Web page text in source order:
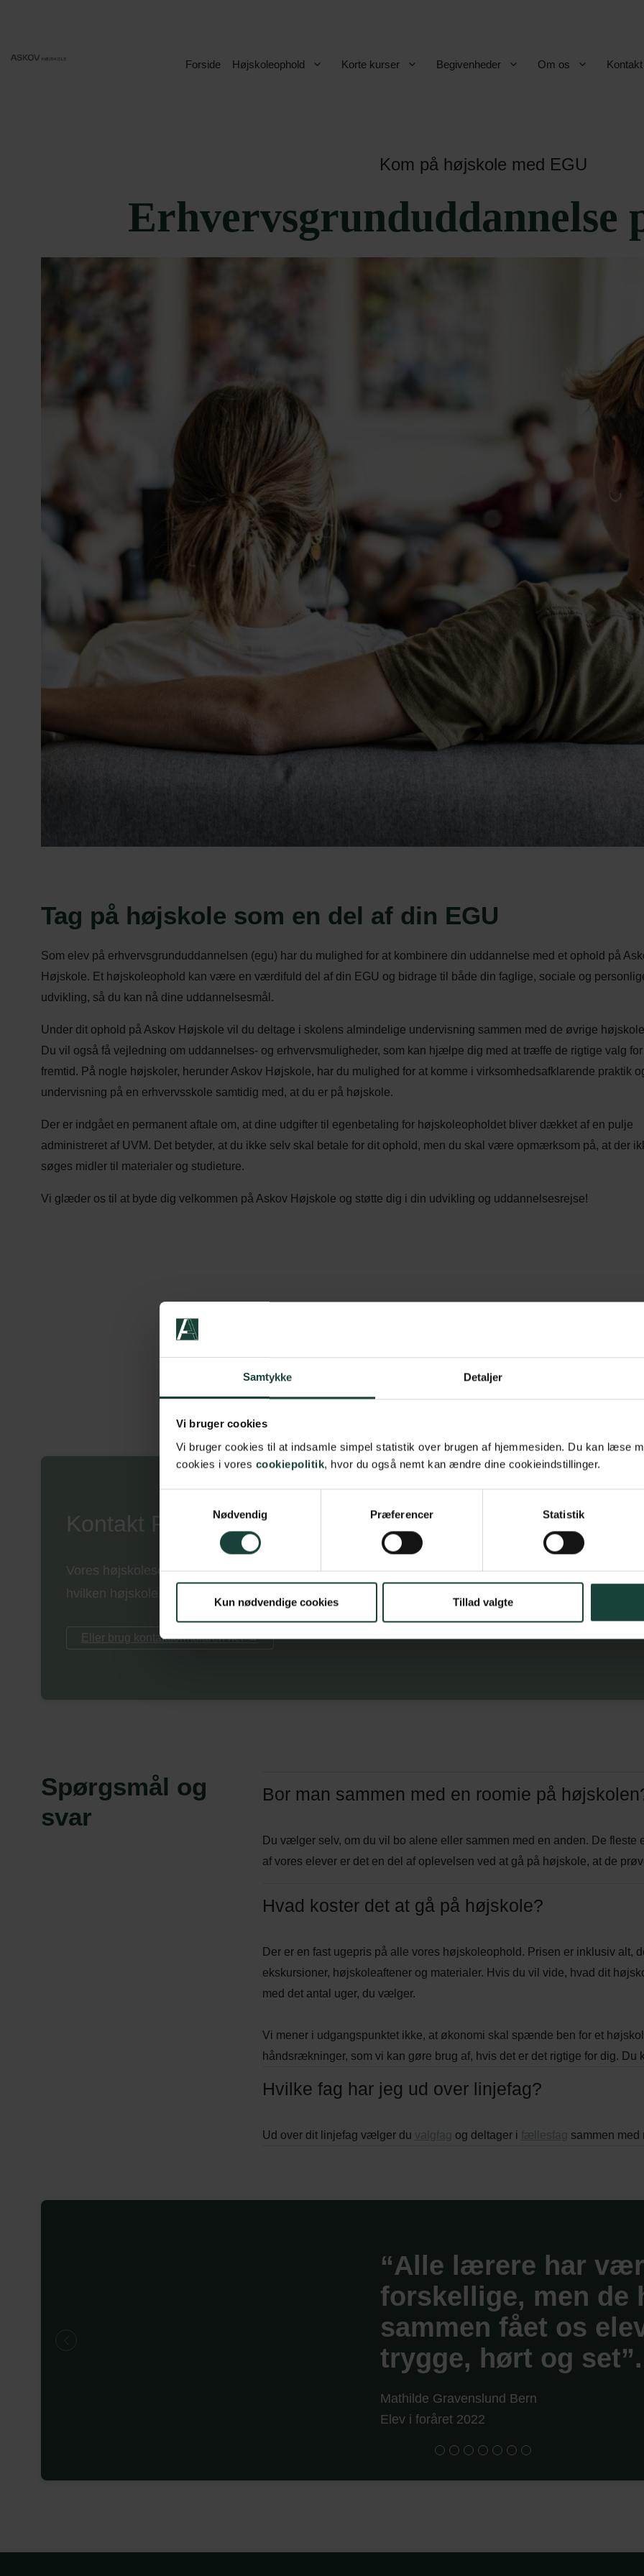
Samtykke Detaljer
Vi bruger cookies
Vi bruger cookies til at indsamle simpel statistik over brugen af hjemmesiden. Du kan læse
cookies i vores cookiepolitik, hvor du også nemt kan ændre dine cookieindstillinger.
Nødvendig
Præferencer Statistik
Kun nødvendige cookies Tillad valgte
Forside
Højskoleophold Korte kurser Begivenheder Om os Kontakt
Kom på højskole med EGU
Erhvervsgrunduddannelse
Tag på højskole som en del af din EGU
Som elev på erhvervsgrunduddannelsen (egu) har du mulighed for at kombinere din uddannelse med et ophold på
Højskole. Et højskoleophold kan være en værdifuld del af din EGU og bidrage til både din faglige, sociale og
udvikling, så du kan nå dine uddannelsesmål.
Under dit ophold på Askov Højskole vil du deltage i skolens almindelige undervisning sammen med de øvrige
Du vil også få vejledning om uddannelses- og erhvervsmuligheder, som kan hjælpe dig med at træffe de rigtige valg
fremtid. På nogle højskoler, herunder Askov Højskole, har du mulighed for at komme i virksomhedsafklarende praktik
undervisning på en erhvervsskole samtidig med, at du er på højskole.
Der er indgået en permanent aftale om, at dine udgifter til egenbetaling for højskoleopholdet bliver dækket af en pulje
administreret af UVM. Det betyder, at du ikke selv skal betale for dit ophold, men du skal være opmærksom på, at der
søges midler til materialer og studieture.
Vi glæder os til at byde dig velkommen på Askov Højskole og støtte dig i din udvikling og uddannelsesrejse!
Kontakt Pernille og bliv klogere på dine muligheder
Vores højskolesekretær Pernille er altid klar til at høre fra dig. Pernille lytter gerne til både tanker og
hvilken højskole, du så skal vælge. Ring eller SMS til Pernille på 61200890, så vil hun gøre sit
Eller brug kontaktformularen her →
Spørgsmål og
svar
Bor man sammen med en roomie på
Du vælger selv, om du vil bo alene eller sammen med en anden. De
af vores elever er det en del af oplevelsen ved at gå på højskole, at de
Hvad koster det at gå på højskole?
Der er en fast ugepris på alle vores højskoleophold. Prisen er inklusiv alt,
ekskursioner, højskoleaftener og materialer. Hvis du vil vide, hvad dit
med det antal uger, du vælger.
Vi mener i udgangspunktet ikke, at økonomi skal spænde ben for et
håndsrækninger, som vi kan gøre brug af, hvis det er det rigtige for dig.
Hvilke fag har jeg ud over linjefag?
Ud over dit linjefag vælger du valgfag og deltager i fællesfag sammen med
“Alle lærere har
forskellige, men de
sammen fået os
trygge, hørt og set”.
Mathilde Gravenslund Bern
Elev i foråret 2022